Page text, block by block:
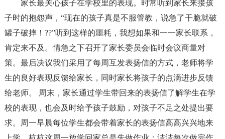
家长最关心孩子在学校里的表现。时常听到家长来接孩
子时的抱怨声，“现在的孩子真是不服管教，说急了干脆就破
罐子破摔！??”听到这样的噩耗，我想如果和一一家长联系，
肯定来不及。情急之下召开了家长委员会临时会议商量对
策。最后决议我们采用了每周互发表扬信的方式，老师将学
生的良好表现反馈给家长，同时家长将孩子的点滴进步反馈
给老师。 周末，家长通过学生带回来的表扬信了解学生在学
校的表现，也会及时给予孩子鼓励，对孩子不足之处提出要
求。周一早晨每位学生都会带着家长的表扬信高高兴兴地来